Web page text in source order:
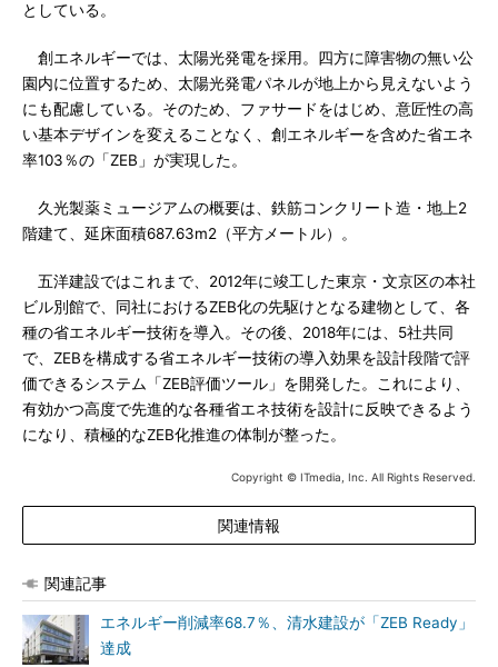
としている。
創エネルギーでは、太陽光発電を採用。四方に障害物の無い公
園内に位置するため、太陽光発電パネルが地上から見えないよう
にも配慮している。そのため、ファサードをはじめ、意匠性の高
い基本デザインを変えることなく、創エネルギーを含めた省エネ
率103％の「ZEB」が実現した。
久光製薬ミュージアムの概要は、鉄筋コンクリート造・地上2
階建て、延床面積687.63m2（平方メートル）。
五洋建設ではこれまで、2012年に竣工した東京・文京区の本社
ビル別館で、同社におけるZEB化の先駆けとなる建物として、各
種の省エネルギー技術を導入。その後、2018年には、5社共同
で、ZEBを構成する省エネルギー技術の導入効果を設計段階で評
価できるシステム「ZEB評価ツール」を開発した。これにより、
有効かつ高度で先進的な各種省エネ技術を設計に反映できるよう
になり、積極的なZEB化推進の体制が整った。
Copyright © ITmedia, Inc. All Rights Reserved.
関連情報
関連記事
エネルギー削減率68.7％、清水建設が「ZEB Ready」
達成